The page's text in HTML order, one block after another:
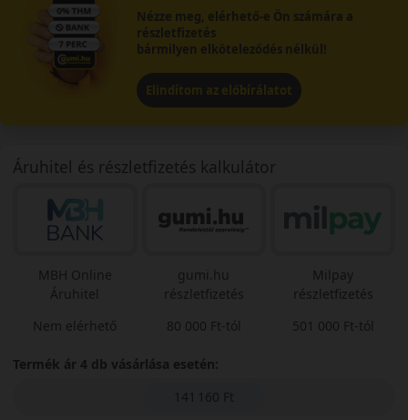
Nézze meg, elérhető-e Ön számára a
részletfizetés
bármilyen elköteleződés nélkül!
Elindítom az előbírálatot
Áruhitel és részletfizetés kalkulátor
MBH Online
Áruhitel
Nem elérhető
gumi.hu
részletfizetés
80 000 Ft-tól
Milpay
részletfizetés
501 000 Ft-tól
Termék ár 4 db vásárlása esetén:
141 160 Ft